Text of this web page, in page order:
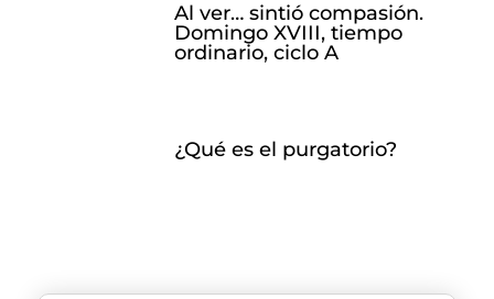
Al ver… sintió compasión.
Domingo XVIII, tiempo
ordinario, ciclo A
¿Qué es el purgatorio?